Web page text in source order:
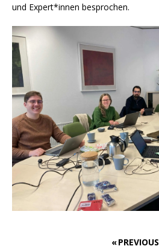
und Expert*innen besprochen.
« PREVIOUS